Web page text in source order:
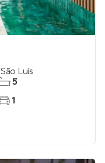
São Luís
5
1